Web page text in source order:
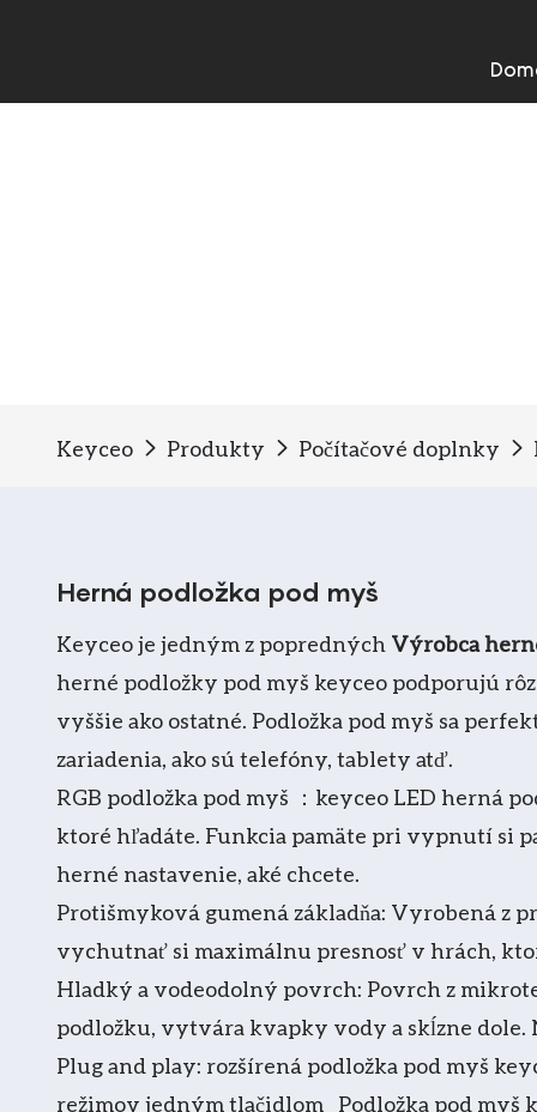
Keyceo Produkty Počítačové doplnky
Herná podložka pod myš
Keyceo je jedným z popredných Výrobca
herné podložky pod myš keyceo podporujú
vyššie ako ostatné. Podložka pod myš sa
zariadenia, ako sú telefóny, tablety atď.
RGB podložka pod myš ：keyceo LED herná
ktoré hľadáte. Funkcia pamäte pri vypnutí si
herné nastavenie, aké chcete.
Protišmyková gumená základňa: Vyrobená z
vychutnať si maximálnu presnosť v hrách,
Hladký a vodeodolný povrch: Povrch z
podložku, vytvára kvapky vody a skĺzne
Plug and play: rozšírená podložka pod myš
režimov jedným tlačidlom Podložka pod myš